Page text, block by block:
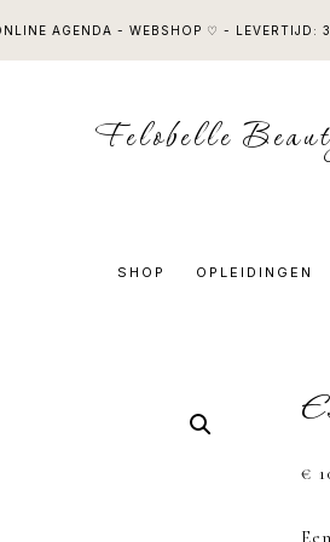
AGENDA - WEBSHOP ♡ - LEVERTIJD:
Felobelle
SHOP OPLEIDINGEN
€